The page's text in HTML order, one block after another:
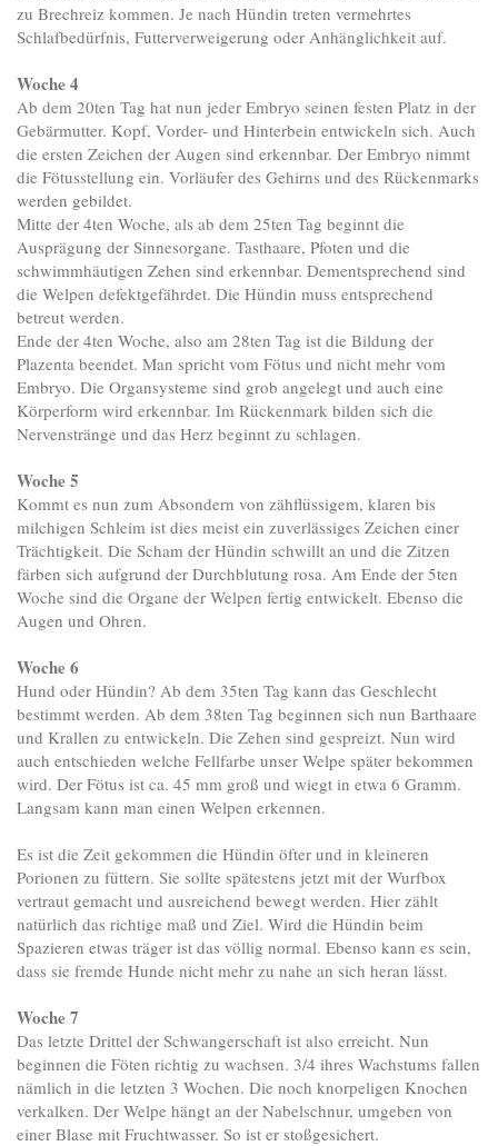
zu Brechreiz kommen. Je nach Hündin treten vermehrtes
Schlafbedürfnis, Futterverweigerung oder Anhänglichkeit auf.
Woche 4
Ab dem 20ten Tag hat nun jeder Embryo seinen festen Platz in der
Gebärmutter. Kopf, Vorder- und Hinterbein entwickeln sich. Auch
die ersten Zeichen der Augen sind erkennbar. Der Embryo nimmt
die Fötusstellung ein. Vorläufer des Gehirns und des Rückenmarks
werden gebildet.
Mitte der 4ten Woche, als ab dem 25ten Tag beginnt die
Ausprägung der Sinnesorgane. Tasthaare, Pfoten und die
schwimmhäutigen Zehen sind erkennbar. Dementsprechend sind
die Welpen defektgefährdet. Die Hündin muss entsprechend
betreut werden.
Ende der 4ten Woche, also am 28ten Tag ist die Bildung der
Plazenta beendet. Man spricht vom Fötus und nicht mehr vom
Embryo. Die Organsysteme sind grob angelegt und auch eine
Körperform wird erkennbar. Im Rückenmark bilden sich die
Nervenstränge und das Herz beginnt zu schlagen.
Woche 5
Kommt es nun zum Absondern von zähflüssigem, klaren bis
milchigen Schleim ist dies meist ein zuverlässiges Zeichen einer
Trächtigkeit. Die Scham der Hündin schwillt an und die Zitzen
färben sich aufgrund der Durchblutung rosa. Am Ende der 5ten
Woche sind die Organe der Welpen fertig entwickelt. Ebenso die
Augen und Ohren.
Woche 6
Hund oder Hündin? Ab dem 35ten Tag kann das Geschlecht
bestimmt werden. Ab dem 38ten Tag beginnen sich nun Barthaare
und Krallen zu entwickeln. Die Zehen sind gespreizt. Nun wird
auch entschieden welche Fellfarbe unser Welpe später bekommen
wird. Der Fötus ist ca. 45 mm groß und wiegt in etwa 6 Gramm.
Langsam kann man einen Welpen erkennen.
Es ist die Zeit gekommen die Hündin öfter und in kleineren
Porionen zu füttern. Sie sollte spätestens jetzt mit der Wurfbox
vertraut gemacht und ausreichend bewegt werden. Hier zählt
natürlich das richtige maß und Ziel. Wird die Hündin beim
Spazieren etwas träger ist das völlig normal. Ebenso kann es sein,
dass sie fremde Hunde nicht mehr zu nahe an sich heran lässt.
Woche 7
Das letzte Drittel der Schwangerschaft ist also erreicht. Nun
beginnen die Föten richtig zu wachsen. 3/4 ihres Wachstums fallen
nämlich in die letzten 3 Wochen. Die noch knorpeligen Knochen
verkalken. Der Welpe hängt an der Nabelschnur, umgeben von
einer Blase mit Fruchtwasser. So ist er stoßgesichert.